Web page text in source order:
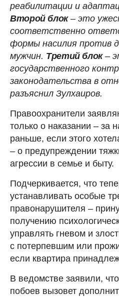
реабилитации и
Второй блок – это
соответственно
формы насилия против
мужчин. Третий блок –
государственного
законодательства в
разъяснил Зулхаиров.
Правоохранители
только о наказании – за
раньше, если этого
– о предупреждении
агрессии в семье и быту.
Подчеркивается, что
устанавливать особые
правонарушителя –
получению
управлять гневом и
с потерпевшим или
если квартира
В ведомстве заявили,
побоев вызовет